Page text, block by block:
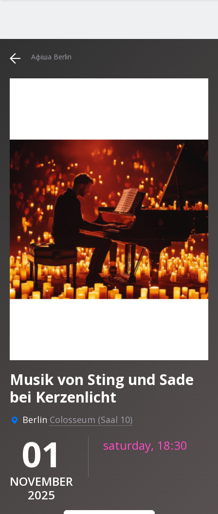
Афіша Berlin
Musik von Sting und Sade
bei Kerzenlicht
Berlin Colosseum (Saal 10)
01
NOVEMBER
2025
saturday, 18:30